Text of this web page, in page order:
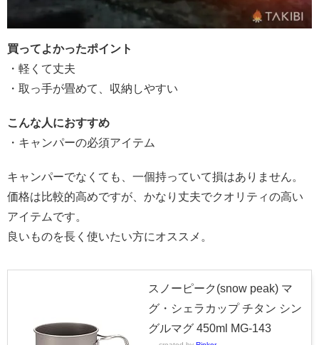
買ってよかったポイント
・軽くて丈夫
・取っ手が畳めて、収納しやすい
こんな人におすすめ
・キャンパーの必須アイテム
キャンパーでなくても、一個持っていて損はありません。
価格は比較的高めですが、かなり丈夫でクオリティの高い
アイテムです。
良いものを長く使いたい方にオススメ。
スノーピーク(snow peak) マ
グ・シェラカップ チタン シン
グルマグ 450ml MG-143